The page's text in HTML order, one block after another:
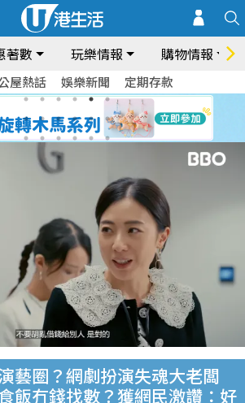
著數 玩樂情報 購物情報
屋熱話 娛樂新聞 定期存款
藝圈？網劇扮演失魂大老闆
飯冇錢找數？獲網民激讚：好